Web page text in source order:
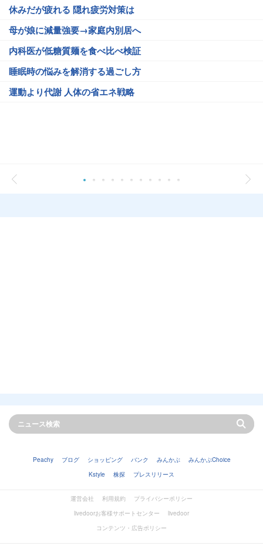
休みだが疲れる 隠れ疲労対策は
母が娘に減量強要→家庭内別居へ
内科医が低糖質麺を食べ比べ検証
睡眠時の悩みを解消する過ごし方
運動より代謝 人体の省エネ戦略
Peachy ブログ ショッピング バンク みんかぶ
みんかぶChoice
Kstyle
株探 プレスリリース
運営会社 利用規約
プライバシーポリシー
livedoorお客様サポートセンター
livedoor
コンテンツ・広告ポリシー